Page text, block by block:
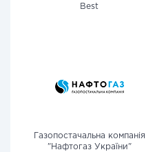
Best
Газопостачальна компанія
"Нафтогаз України"